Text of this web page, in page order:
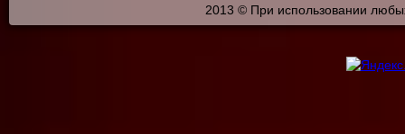
2013 © При использовании